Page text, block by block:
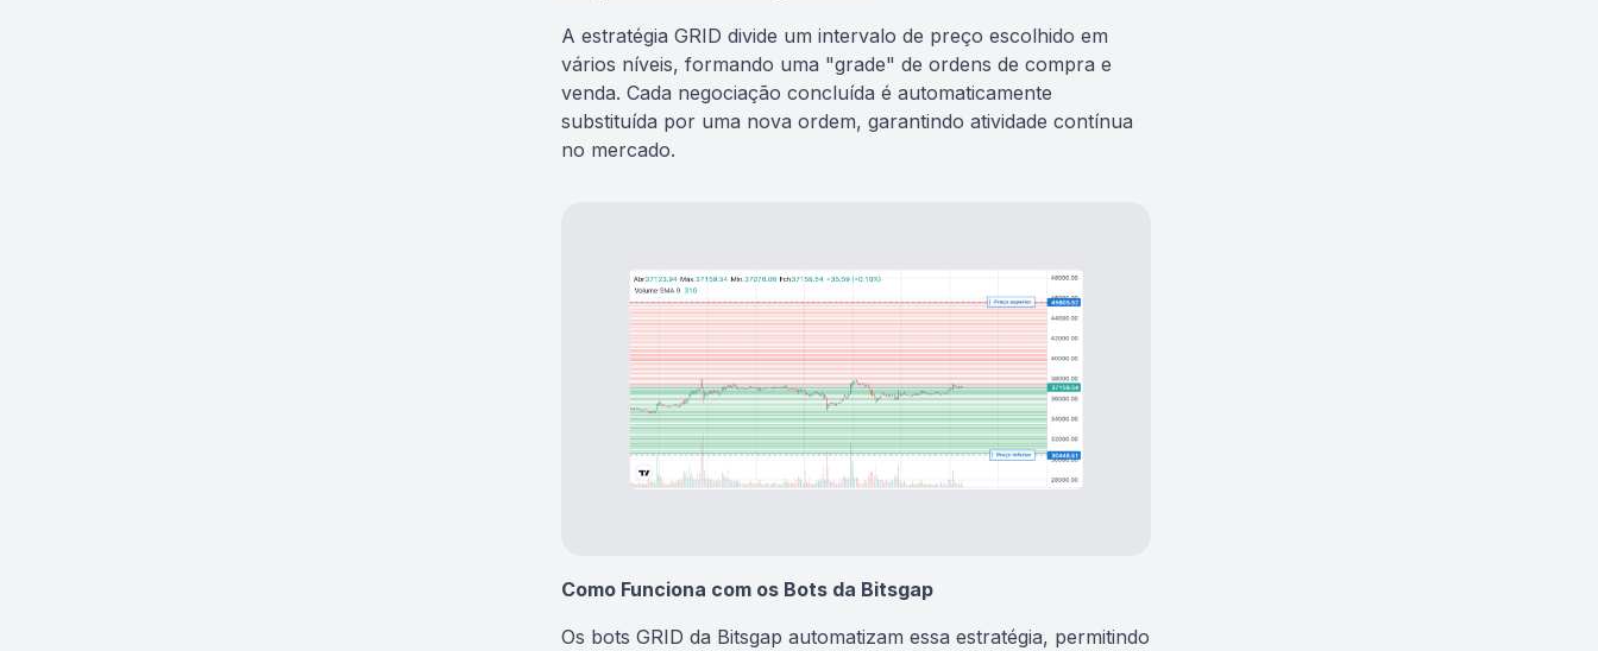
A estratégia GRID divide um intervalo de preço escolhido em
vários níveis, formando uma "grade" de ordens de compra e
venda. Cada negociação concluída é automaticamente
substituída por uma nova ordem, garantindo atividade contínua
no mercado.
Como Funciona com os Bots da Bitsgap
Os bots GRID da Bitsgap automatizam essa estratégia, permitindo